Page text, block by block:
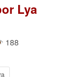
Lya
188